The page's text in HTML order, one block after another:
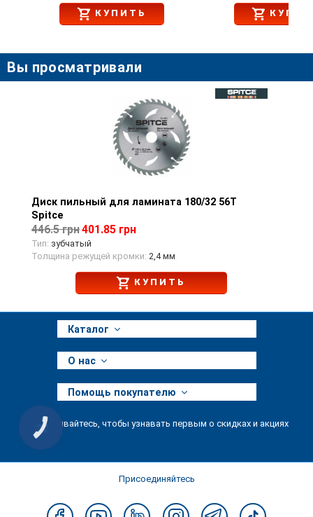
КУПИТЬ
Вы просматривали
Просмотр товара
Диск пильный для ламината 180/32 56T
Spitce
446.5 грн401.85 грн
Тип: зубчатый
Толщина режущей кромки: 2,4 мм
КУПИТЬ
Каталог
О нас
Помощь покупателю
Подписывайтесь, чтобы узнавать первым о скидках и акциях
Присоединяйтесь
КНОПКА
ЗВ'ЯЗКУ